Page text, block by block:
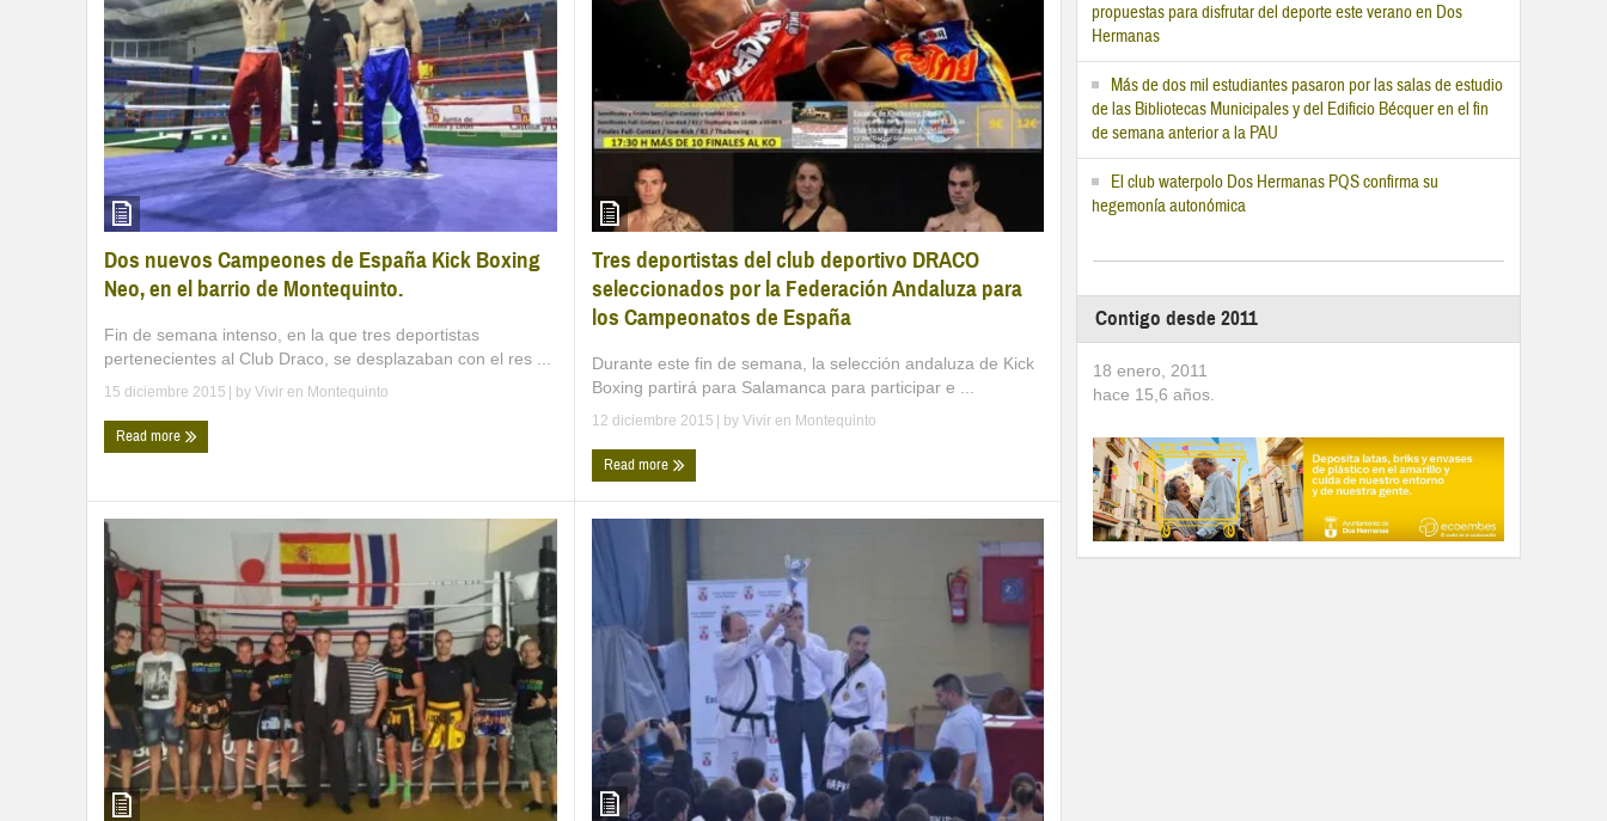
Dos nuevos Campeones de España Kick Boxing
Neo, en el barrio de Montequinto.
Fin de semana intenso, en la que tres deportistas
pertenecientes al Club Draco, se desplazaban con el res ...
15 diciembre 2015 | by Vivir en Montequinto
Read more
Tres deportistas del club deportivo DRACO
seleccionados por la Federación Andaluza para
los Campeonatos de España
Durante este fin de semana, la selección andaluza de Kick
Boxing partirá para Salamanca para participar e ...
12 diciembre 2015 | by Vivir en Montequinto
Read more
propuestas para disfrutar del deporte este verano en Dos
Hermanas
Más de dos mil estudiantes pasaron por las salas de estudio
de las Bibliotecas Municipales y del Edificio Bécquer en el fin
de semana anterior a la PAU
El club waterpolo Dos Hermanas PQS confirma su
hegemonía autonómica
Contigo desde 2011
18 enero, 2011
hace 15,6 años.